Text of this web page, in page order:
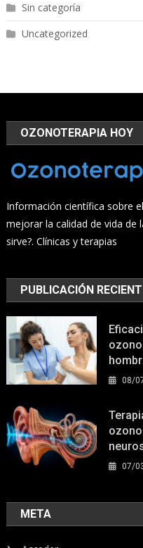
Sin categoría
Uncategorized
OZONOTERAPIA HOY
Información científica sobre
mejorar la calidad de vida de
sirve?. Clínicas y terapias
PUBLICACIÓN
08/
07/
META